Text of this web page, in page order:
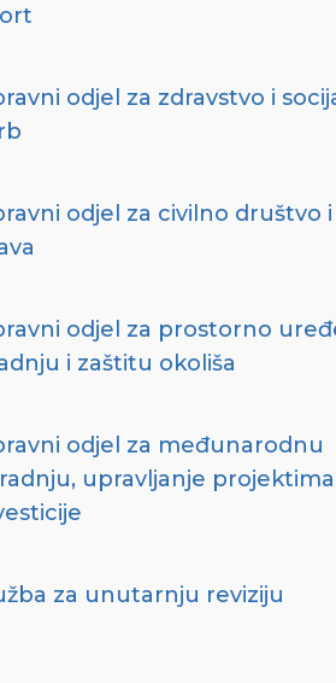
odjel za zdravstvo i
odjel za civilno društvo
odjel za prostorno
i zaštitu okoliša
odjel za međunarodnu
upravljanje
za unutarnju reviziju